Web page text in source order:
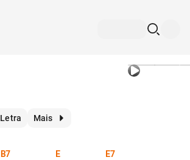
Letra Mais
B7 E E7